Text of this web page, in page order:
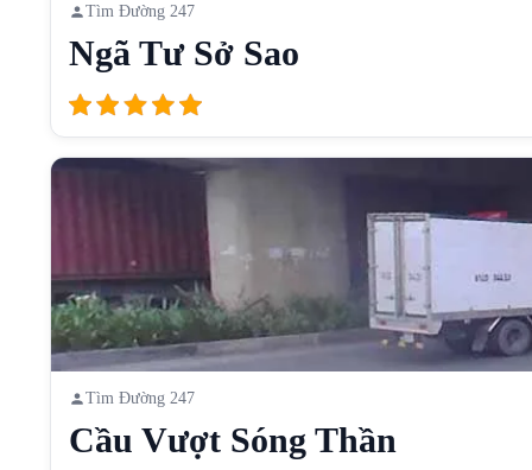
Tìm Đường 247
Ngã Tư Sở Sao
Tìm Đường 247
Cầu Vượt Sóng Thần